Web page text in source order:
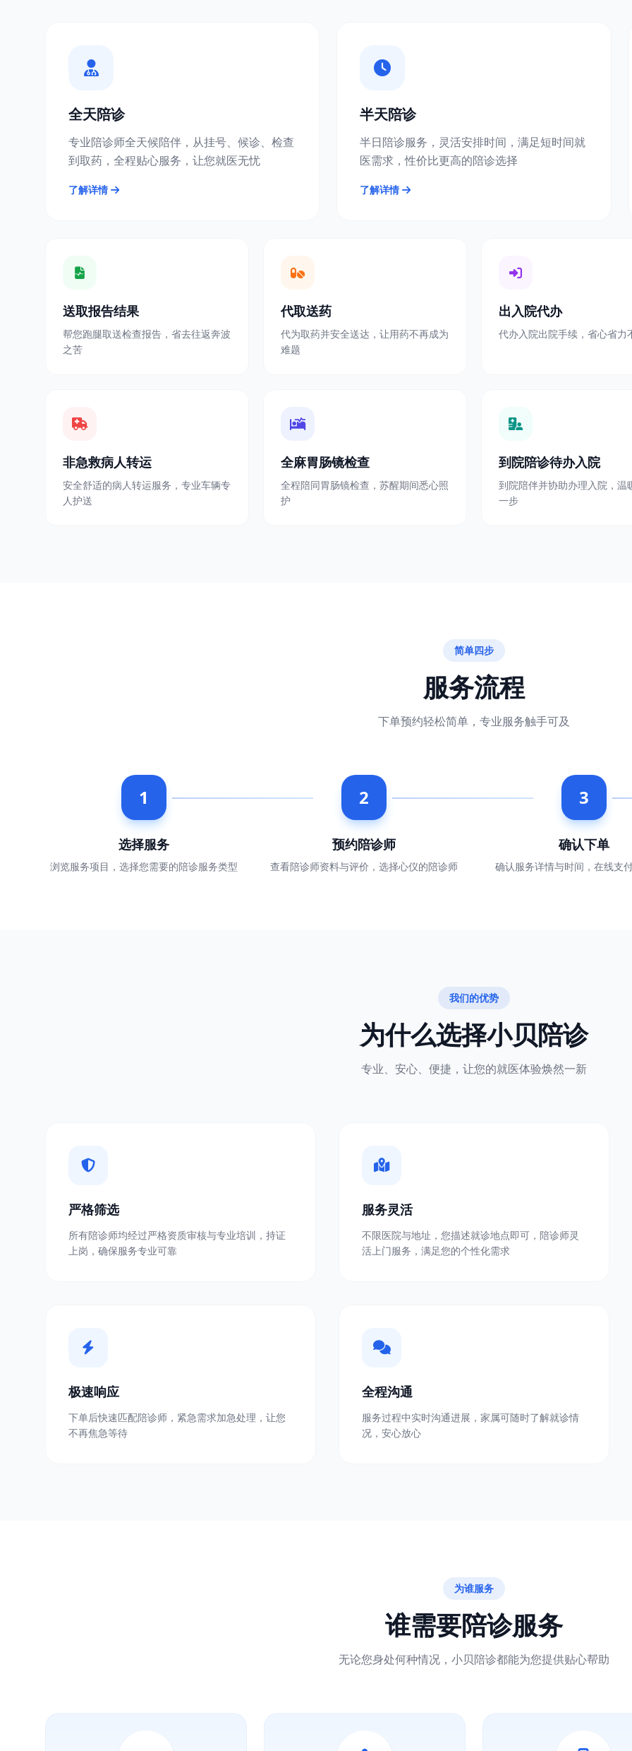
全天陪诊
专业陪诊师全天候陪伴，从挂号、候诊、检查
到取药，全程贴心服务，让您就医无忧
了解详情
半天陪诊
半日陪诊服务，灵活安排时间，满足短时间就
医需求，性价比更高的陪诊选择
了解详情
送取报告结果
帮您跑腿取送检查报告，省去往返奔波
之苦
代取送药
代为取药并安全送达，让用药不再成为
难题
出入院代办
代办入院出院手续，省心省力
非急救病人转运
安全舒适的病人转运服务，专业车辆专
人护送
全麻胃肠镜检查
全程陪同胃肠镜检查，苏醒期间悉心照
护
到院陪诊待办入院
到院陪伴并协助办理入院，温
一步
简单四步
服务流程
下单预约轻松简单，专业服务触手可及
1
选择服务
浏览服务项目，选择您需要的陪诊服务类型
2
预约陪诊师
查看陪诊师资料与评价，选择心仪的陪诊师
3
确认下单
确认服务详情与时间，在线支
我们的优势
为什么选择小贝陪诊
专业、安心、便捷，让您的就医体验焕然一新
严格筛选
所有陪诊师均经过严格资质审核与专业培训，持证
上岗，确保服务专业可靠
服务灵活
不限医院与地址，您描述就诊地点即可，陪诊师灵
活上门服务，满足您的个性化需求
极速响应
下单后快速匹配陪诊师，紧急需求加急处理，让您
不再焦急等待
全程沟通
服务过程中实时沟通进展，家属可随时了解就诊情
况，安心放心
为谁服务
谁需要陪诊服务
无论您身处何种情况，小贝陪诊都能为您提供贴心帮助